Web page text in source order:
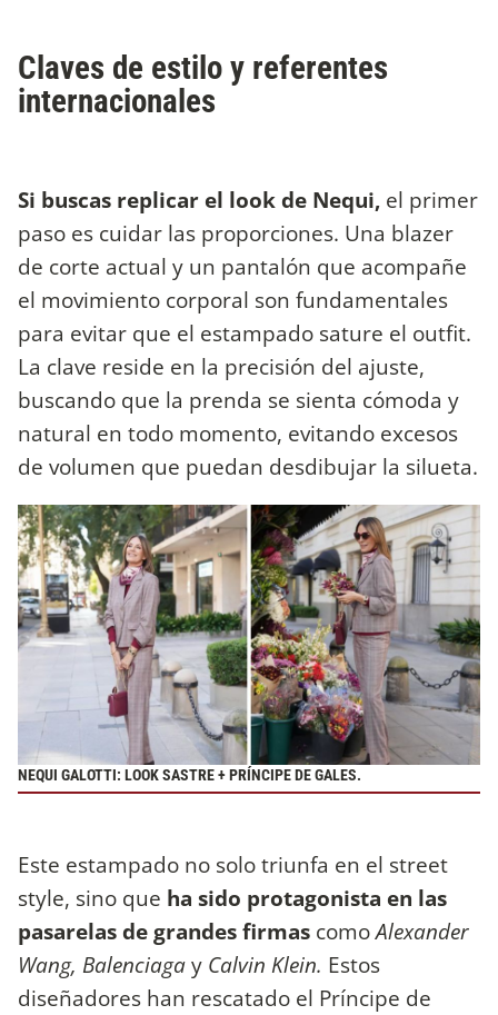
Claves de estilo y referentes
internacionales
Si buscas replicar el look de Nequi, el primer
paso es cuidar las proporciones. Una blazer
de corte actual y un pantalón que acompañe
el movimiento corporal son fundamentales
para evitar que el estampado sature el outfit.
La clave reside en la precisión del ajuste,
buscando que la prenda se sienta cómoda y
natural en todo momento, evitando excesos
de volumen que puedan desdibujar la silueta.
NEQUI GALOTTI: LOOK SASTRE + PRÍNCIPE DE GALES.
Este estampado no solo triunfa en el street
style, sino que ha sido protagonista en las
pasarelas de grandes firmas comoAlexander
Wang, Balenciagay Calvin Klein. Estos
diseñadores han rescatado el Príncipe de